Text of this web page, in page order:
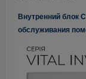
Внутренний блок
обслуживания